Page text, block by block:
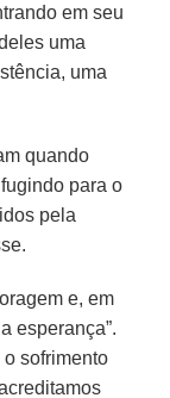
em seu
uma
uma
quando
para o
pela
e, em
esperança”.
o sofrimento